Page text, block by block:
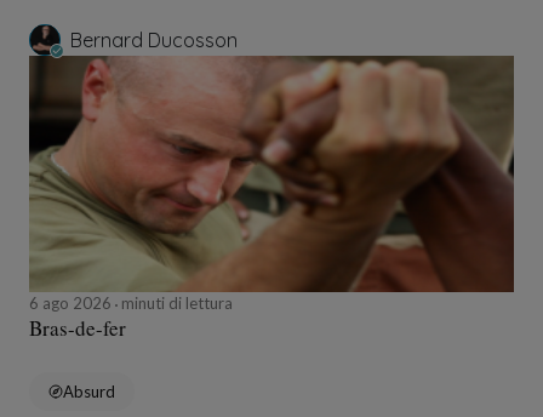
Bernard Ducosson
6 ago 2026 minuti di lettura
Bras-de-fer
Absurd